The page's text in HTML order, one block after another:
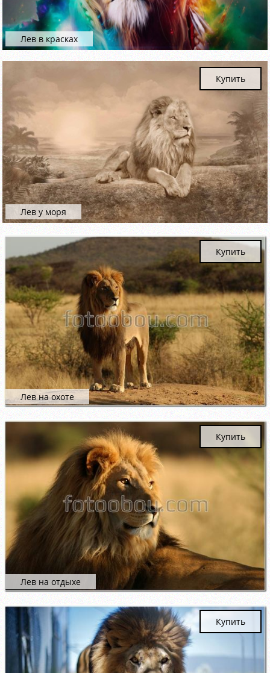
Лев в красках
Лев у моря
Купить
Лев на охоте
Купить
Лев на отдыхе
Купить
Купить